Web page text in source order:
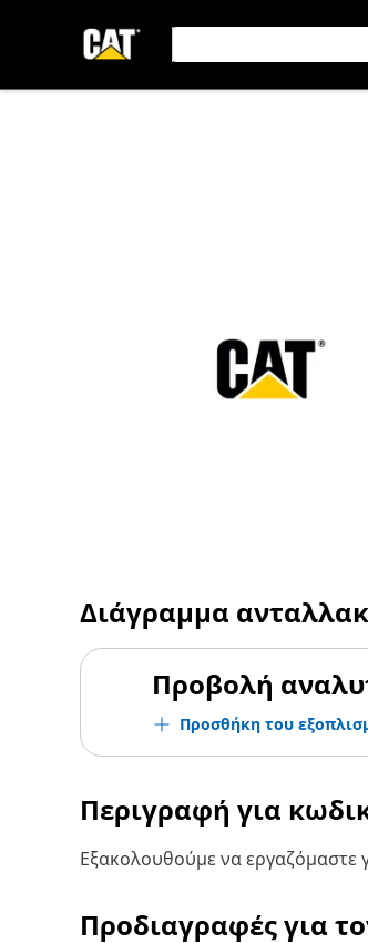
Διάγραμμα
Προβολή
Προσθήκη του
Περιγραφή για
Εξακολουθούμε να εργαζόμαστε
Προδιαγραφές για